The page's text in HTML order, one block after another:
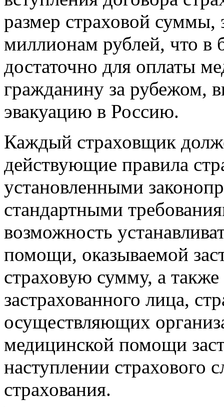
размер страховой суммы,
миллионам рублей, что в
достаточно для оплаты
гражданину за рубежом,
эвакуацию в Россию.
Каждый страховщик
действующие правила
установленными
стандартными
возможность
помощи, оказываемой
страховую сумму, а
застрахованного лица,
осуществляющих
медицинской помощи
наступлении страхового
страхования.